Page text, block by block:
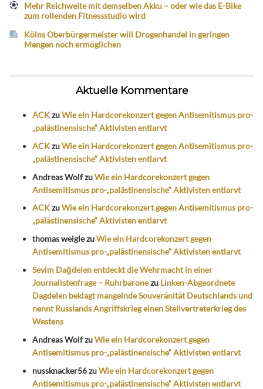
Mehr Reichweite mit demselben Akku – oder wie das E-Bike
zum rollenden Fitnessstudio wird
Kölns Oberbürgermeister will Drogenhandel in geringen
Mengen noch ermöglichen
Aktuelle Kommentare
ACKzuWie ein Hardcorekonzert gegen Antisemitismus pro-
„palästinensische“ Aktivisten entlarvt
ACKzuWie ein Hardcorekonzert gegen Antisemitismus pro-
„palästinensische“ Aktivisten entlarvt
Andreas WolfzuWie ein Hardcorekonzert gegen
Antisemitismus pro-„palästinensische“ Aktivisten entlarvt
ACKzuWie ein Hardcorekonzert gegen Antisemitismus pro-
„palästinensische“ Aktivisten entlarvt
thomas weiglezuWie ein Hardcorekonzert gegen
Antisemitismus pro-„palästinensische“ Aktivisten entlarvt
Sevim Dağdelen entdeckt die Wehrmacht in einer
Journalistenfrage – Ruhrbaronezu Linken-Abgeordnete
Dagdelen beklagt mangelnde Souveränität Deutschlands und
nennt Russlands Angriffskrieg einen Stellvertreterkrieg des
Westens
Andreas WolfzuWie ein Hardcorekonzert gegen
Antisemitismus pro-„palästinensische“ Aktivisten entlarvt
nussknacker56zuWie ein Hardcorekonzert gegen
Antisemitismus pro-„palästinensische“ Aktivisten entlarvt